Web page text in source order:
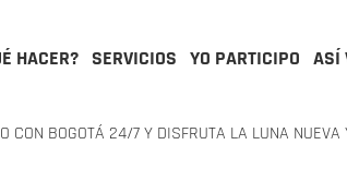
HACER? SERVICIOS YO PARTICIPO ASÍ
CON BOGOTÁ 24/7 Y DISFRUTA LA LUNA